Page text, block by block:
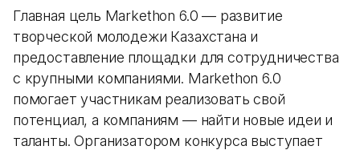
Главная цель Markethon 6.0 — развитие
творческой молодежи Казахстана и
предоставление площадки для сотрудничества
с крупными компаниями. Markethon 6.0
помогает участникам реализовать свой
потенциал, а компаниям — найти новые идеи и
таланты. Организатором конкурса выступает